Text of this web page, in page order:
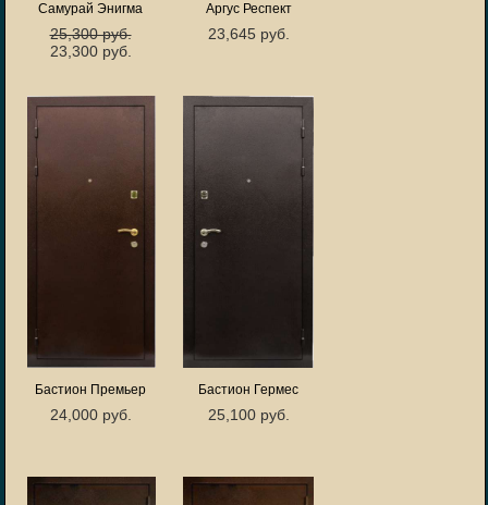
Самурай Энигма
25,300 руб.
23,300 руб.
Аргус Респект
23,645 руб.
Бастион Премьер
24,000 руб.
Бастион Гермес
25,100 руб.